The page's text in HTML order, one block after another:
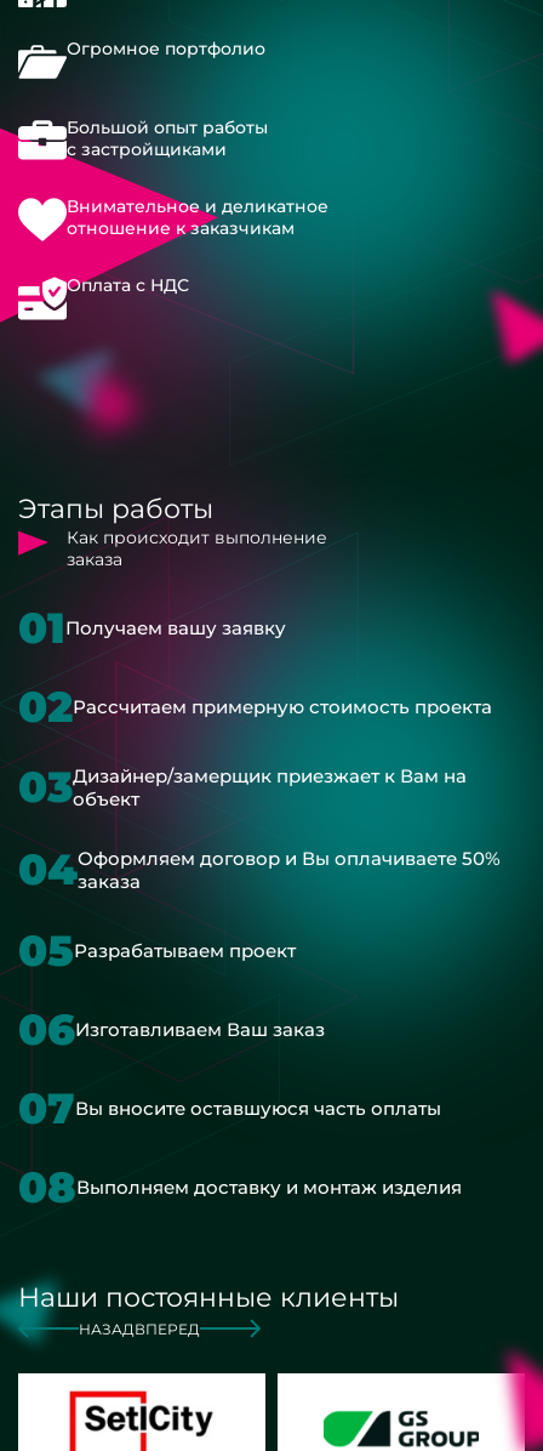
Огромное портфолио
Большой опыт работы
с застройщиками
Внимательное и деликатное
отношение к заказчикам
Оплата с НДС
Этапы работы
Как происходит выполнение
заказа
01Получаем вашу заявку
02Рассчитаем примерную стоимость проекта
03Дизайнер/замерщик приезжает к Вам на
объект
04Оформляем договор и Вы оплачиваете 50%
заказа
05Разрабатываем проект
06Изготавливаем Ваш заказ
07Вы вносите оставшуюся часть оплаты
08Выполняем доставку и монтаж изделия
Наши постоянные клиенты
НАЗАД ВПЕРЕД